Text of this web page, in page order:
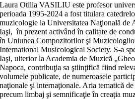
Laura Otilia VASILIU este profesor
perioada 1995-2024 a fost titulara
muzicologie la Universitatea Naţională de
Iaşi, în prezent activând în calitate de
în Uniunea Compozitorilor şi
International Musicological Society. S-a
Iaşi, ulterior la Academia de Muzică
Napoca, contribuţia sa ştiinţifică fiind
volumele publicate, de numeroasele
naţionale şi internaţionale. Aria tematică
precum limbaj şi semnificaţie în creaţia